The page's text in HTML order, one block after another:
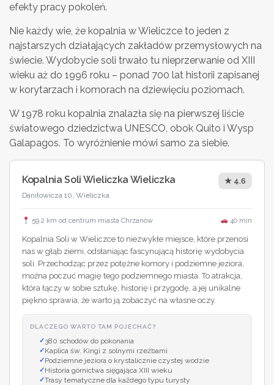
efekty pracy pokoleń.
Nie każdy wie, że kopalnia w Wieliczce to jeden z
najstarszych działających zakładów przemysłowych na
świecie. Wydobycie soli trwało tu nieprzerwanie od XIII
wieku aż do 1996 roku – ponad 700 lat historii zapisanej
w korytarzach i komorach na dziewięciu poziomach.
W 1978 roku kopalnia znalazła się na pierwszej liście
światowego dziedzictwa UNESCO, obok Quito i Wysp
Galapagos. To wyróżnienie mówi samo za siebie.
Kopalnia Soli Wieliczka Wieliczka
Daniłowicza 10, Wieliczka
★ 4.6
59.2 km od centrum miasta Chrzanów 40 min
Kopalnia Soli w Wieliczce to niezwykłe miejsce, które przenosi
nas w głąb ziemi, odsłaniając fascynującą historię wydobycia
soli. Przechodząc przez potężne komory i podziemne jeziora,
można poczuć magię tego podziemnego miasta. To atrakcja,
która łączy w sobie sztukę, historię i przygodę, a jej unikalne
piękno sprawia, że warto ją zobaczyć na własne oczy.
DLACZEGO WARTO TAM POJECHAĆ?
380 schodów do pokonania
Kaplica św. Kingi z solnymi rzeźbami
Podziemne jeziora o krystalicznie czystej wodzie
Historia górnictwa sięgająca XIII wieku
Trasy tematyczne dla każdego typu turysty